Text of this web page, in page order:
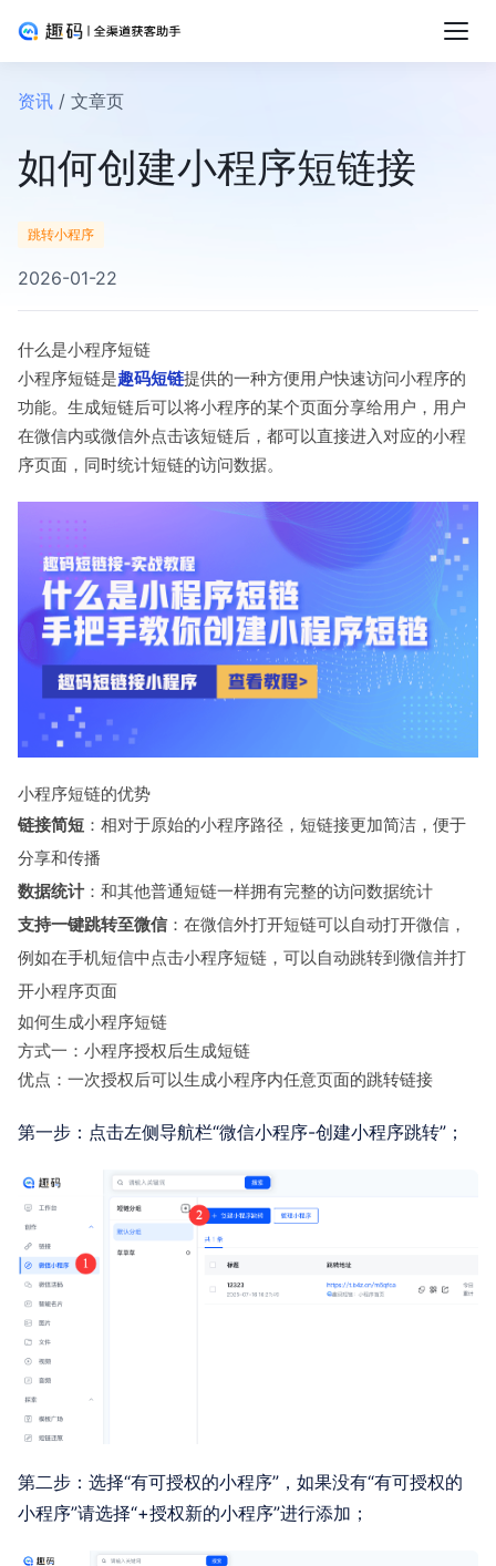
资讯 / 文章页
如何创建小程序短链接
跳转小程序
2026-01-22
什么是小程序短链
小程序短链是趣码短链提供的一种方便用户快速访问小程序的
功能。生成短链后可以将小程序的某个页面分享给用户，用户
在微信内或微信外点击该短链后，都可以直接进入对应的小程
序页面，同时统计短链的访问数据。
小程序短链的优势
链接简短 ：相对于原始的小程序路径， 短链接更加简洁，便于
分享和传播
数据统计：和其他普通短链一样拥有完整的访问数据统计
支持一键跳转至微信：在微信外打开短链可以自动打开微信，
例如在手机短信中点击小程序短链，可以自动跳转到微信并打
开小程序页面
如何生成小程序短链
方式一：小程序授权后生成短链
优点：一次授权后可以生成小程序内任意页面的跳转链接
第一步：点击左侧导航栏“微信小程序-创建小程序跳转”；
第二步：选择“有可授权的小程序”，如果没有“有可授权的
小程序”请选择“+授权新的小程序”进行添加；